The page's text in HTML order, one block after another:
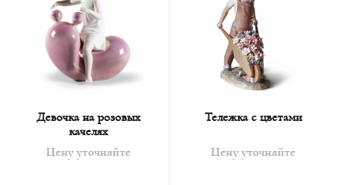
Девочка на розовых
качелях
Цену уточняйте
Тележка с цветами
Цену уточняйте